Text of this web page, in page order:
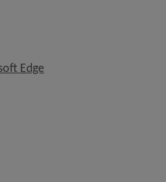
öppnas i nytt fönster.
EdgeLänk till annan
öppnas i nytt fönster.